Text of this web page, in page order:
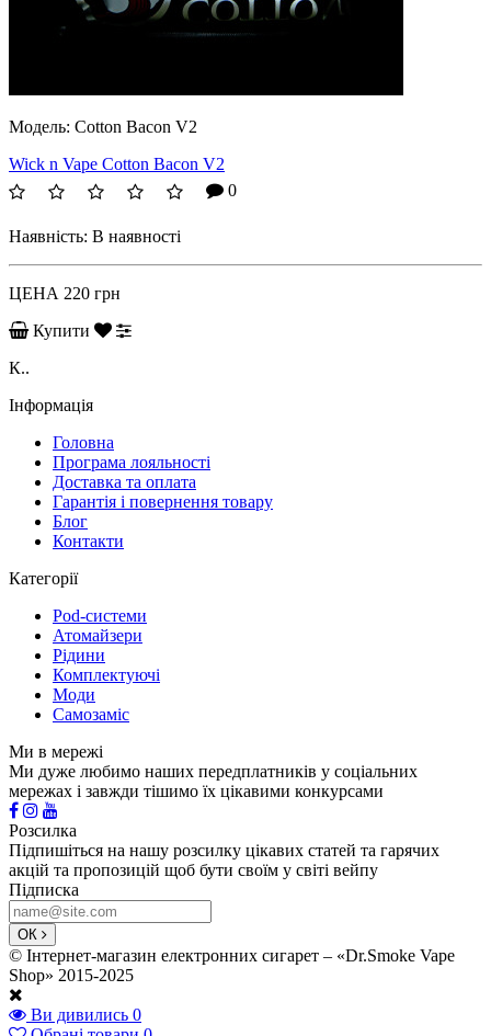
Модель: Cotton Bacon V2
Wick n Vape Cotton Bacon V2
0
Наявність: В наявності
ЦЕНА 220 грн
Купити
К..
Інформація
Головна
Програма лояльності
Доставка та оплата
Гарантія і повернення товару
Блог
Контакти
Категорії
Pod-системи
Атомайзери
Рідини
Комплектуючі
Моди
Самозаміс
Ми в мережі
Ми дуже любимо наших передплатників у соціальних
мережах і завжди тішимо їх цікавими конкурсами
Розсилка
Підпишіться на нашу розсилку цікавих статей та гарячих
акцій та пропозицій щоб бути своїм у світі вейпу
Підписка
ОК
© Інтернет-магазин електронних сигарет – «Dr.Smoke Vape
Shop» 2015-2025
Ви дивились 0